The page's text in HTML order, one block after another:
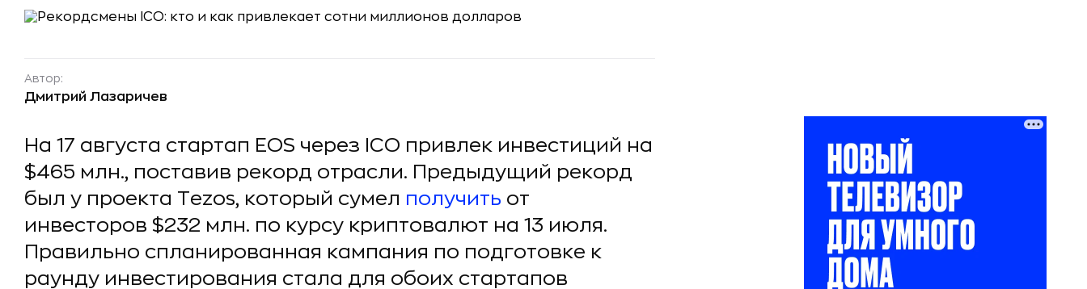
Автор:
Дмитрий Лазаричев
На 17 августа стартап EOS через ICO привлек инвестиций на
$465 млн., поставив рекорд отрасли. Предыдущий рекорд
был у проекта Tezos, который сумел получить от
инвесторов $232 млн. по курсу криптовалют на 13 июля.
Правильно спланированная кампания по подготовке к
раунду инвестирования стала для обоих стартапов